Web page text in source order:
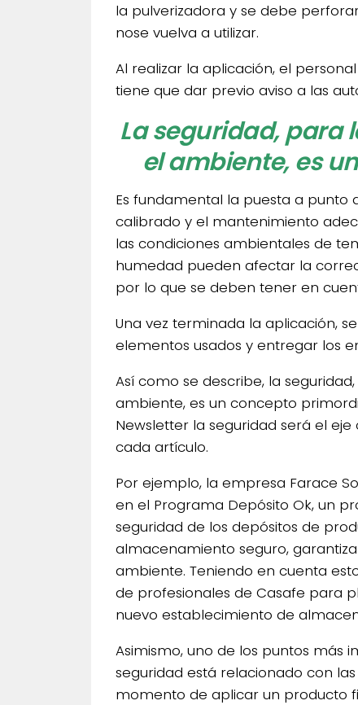
la pulverizadora y se debe
nose vuelva a utilizar.
Al realizar la aplicación, el
tiene que dar previo aviso a las
La seguridad, para
el ambiente, es
Es fundamental la puesta a
calibrado y el mantenimiento
las condiciones ambientales de
humedad pueden afectar la
por lo que se deben tener en
Una vez terminada la aplicación,
elementos usados y entregar los
Así como se describe, la
ambiente, es un concepto
Newsletter la seguridad será el
cada artículo.
Por ejemplo, la empresa Farace
en el Programa Depósito Ok, un
seguridad de los depósitos de
almacenamiento seguro,
ambiente. Teniendo en cuenta
de profesionales de Casafe para
nuevo establecimiento de
Asimismo, uno de los puntos más
seguridad está relacionado con
momento de aplicar un producto